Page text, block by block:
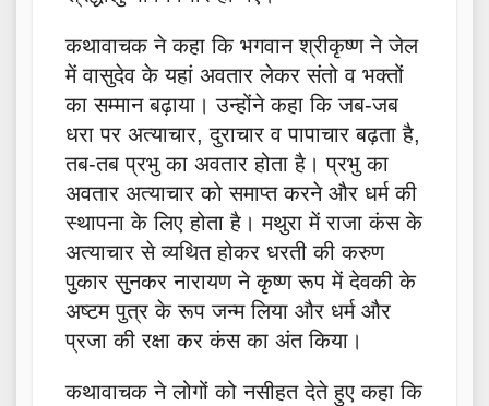
कथावाचक ने कहा कि भगवान श्रीकृष्ण ने जेल
में वासुदेव के यहां अवतार लेकर संतो व भक्तों
का सम्मान बढ़ाया। उन्होंने कहा कि जब-जब
धरा पर अत्याचार, दुराचार व पापाचार बढ़ता है,
तब-तब प्रभु का अवतार होता है। प्रभु का
अवतार अत्याचार को समाप्त करने और धर्म की
स्थापना के लिए होता है। मथुरा में राजा कंस के
अत्याचार से व्यथित होकर धरती की करुण
पुकार सुनकर नारायण ने कृष्ण रूप में देवकी के
अष्टम पुत्र के रूप जन्म लिया और धर्म और
प्रजा की रक्षा कर कंस का अंत किया।
कथावाचक ने लोगों को नसीहत देते हुए कहा कि